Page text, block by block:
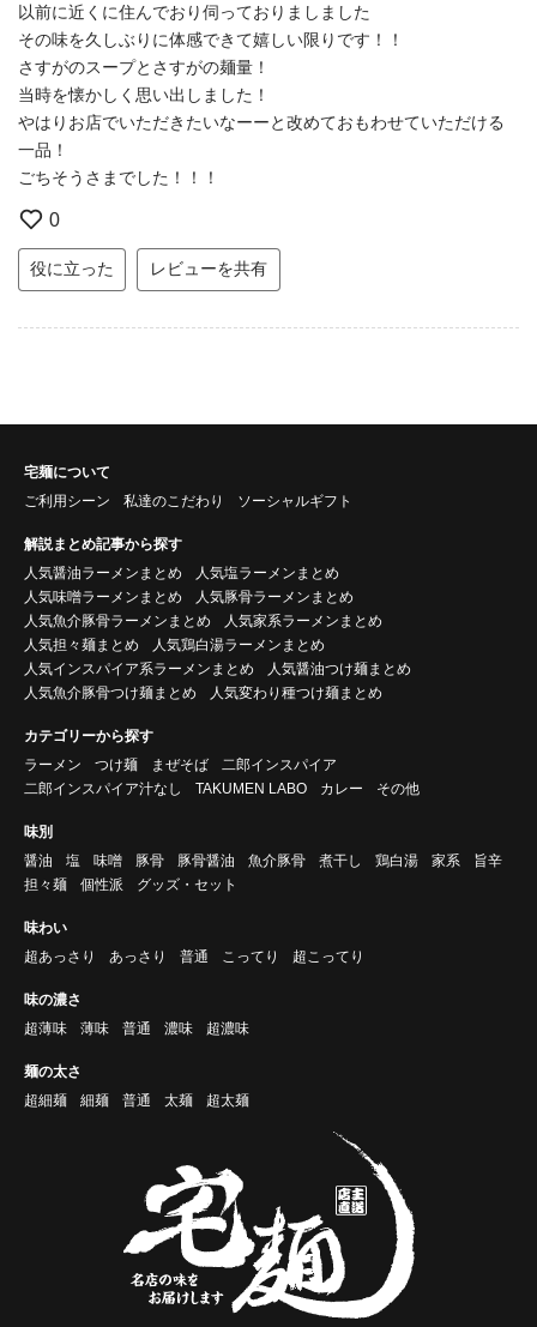
以前に近くに住んでおり伺っておりましました
その味を久しぶりに体感できて嬉しい限りです！！
さすがのスープとさすがの麺量！
当時を懐かしく思い出しました！
やはりお店でいただきたいなーーと改めておもわせていただける
一品！
ごちそうさまでした！！！
0
役に立った レビューを共有
宅麺について
ご利用シーン
私達のこだわり ソーシャルギフト
解説まとめ記事から探す
人気醤油ラーメンまとめ
人気塩ラーメンまとめ
人気味噌ラーメンまとめ
人気豚骨ラーメンまとめ
人気魚介豚骨ラーメンまとめ
人気家系ラーメンまとめ
人気担々麺まとめ
人気鶏白湯ラーメンまとめ
人気インスパイア系ラーメンまとめ
人気醤油つけ麺まとめ
人気魚介豚骨つけ麺まとめ
人気変わり種つけ麺まとめ
カテゴリーから探す
ラーメン
つけ麺 まぜそば
二郎インスパイア
二郎インスパイア汁なし
TAKUMEN LABO カレー その他
味別
醤油
塩 味噌 豚骨 豚骨醤油 魚介豚骨 煮干し 鶏白湯 家系
旨辛
担々麺
個性派 グッズ・セット
味わい
超あっさり
あっさり 普通 こってり 超こってり
味の濃さ
超薄味
薄味 普通 濃味 超濃味
麺の太さ
超細麺
細麺 普通 太麺 超太麺